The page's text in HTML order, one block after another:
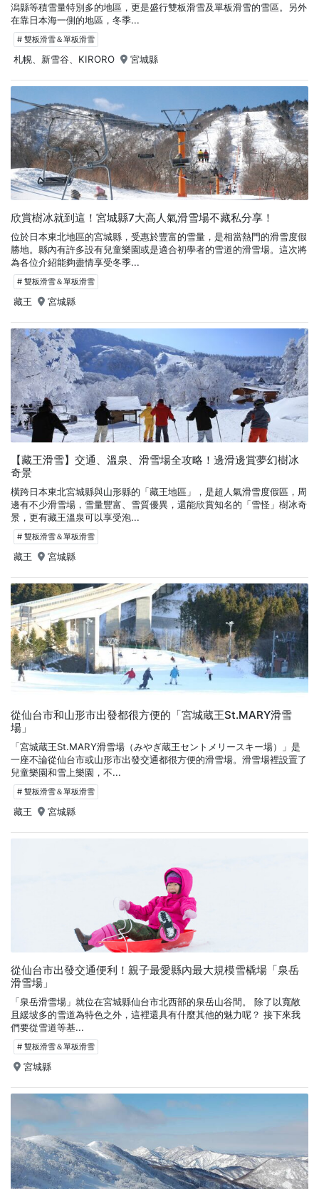
潟縣等積雪量特別多的地區，更是盛行雙板滑雪及單板滑雪的雪區。另外
在靠日本海一側的地區，冬季...
# 雙板滑雪＆單板滑雪
札幌、新雪谷、KIRORO 宮城縣
欣賞樹冰就到這！宮城縣7大高人氣滑雪場不藏私分享！
位於日本東北地區的宮城縣，受惠於豐富的雪量，是相當熱門的滑雪度假
勝地。縣內有許多設有兒童樂園或是適合初學者的雪道的滑雪場。這次將
為各位介紹能夠盡情享受冬季...
# 雙板滑雪＆單板滑雪
藏王 宮城縣
【藏王滑雪】交通、溫泉、滑雪場全攻略！邊滑邊賞夢幻樹冰
奇景
橫跨日本東北宮城縣與山形縣的「藏王地區」，是超人氣滑雪度假區，周
邊有不少滑雪場，雪量豐富、雪質優異，還能欣賞知名的「雪怪」樹冰奇
景，更有藏王溫泉可以享受泡...
# 雙板滑雪＆單板滑雪
藏王 宮城縣
從仙台市和山形市出發都很方便的「宮城蔵王St.MARY滑雪
場」
「宮城蔵王St.MARY滑雪場（みやぎ蔵王セントメリースキー場）」是
一座不論從仙台市或山形市出發交通都很方便的滑雪場。滑雪場裡設置了
兒童樂園和雪上樂園，不...
# 雙板滑雪＆單板滑雪
藏王 宮城縣
從仙台市出發交通便利！親子最愛縣內最大規模雪橇場「泉岳
滑雪場」
「泉岳滑雪場」就位在宮城縣仙台市北西部的泉岳山谷間。 除了以寬敞
且緩坡多的雪道為特色之外，這裡還具有什麼其他的魅力呢？ 接下來我
們要從雪道等基...
# 雙板滑雪＆單板滑雪
宮城縣